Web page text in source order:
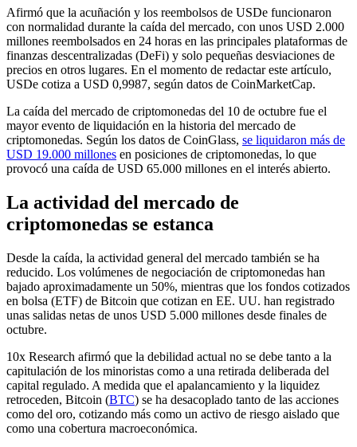
Afirmó que la acuñación y los reembolsos de USDe funcionaron
con normalidad durante la caída del mercado, con unos USD 2.000
millones reembolsados en 24 horas en las principales plataformas de
finanzas descentralizadas (DeFi) y solo pequeñas desviaciones de
precios en otros lugares. En el momento de redactar este artículo,
USDe cotiza a USD 0,9987, según datos de CoinMarketCap.
La caída del mercado de criptomonedas del 10 de octubre fue el
mayor evento de liquidación en la historia del mercado de
criptomonedas. Según los datos de CoinGlass, se liquidaron más de
USD 19.000 millones en posiciones de criptomonedas, lo que
provocó una caída de USD 65.000 millones en el interés abierto.
La actividad del mercado de
criptomonedas se estanca
Desde la caída, la actividad general del mercado también se ha
reducido. Los volúmenes de negociación de criptomonedas han
bajado aproximadamente un 50%, mientras que los fondos cotizados
en bolsa (ETF) de Bitcoin que cotizan en EE. UU. han registrado
unas salidas netas de unos USD 5.000 millones desde finales de
octubre.
10x Research afirmó que la debilidad actual no se debe tanto a la
capitulación de los minoristas como a una retirada deliberada del
capital regulado. A medida que el apalancamiento y la liquidez
retroceden, Bitcoin (BTC) se ha desacoplado tanto de las acciones
como del oro, cotizando más como un activo de riesgo aislado que
como una cobertura macroeconómica.